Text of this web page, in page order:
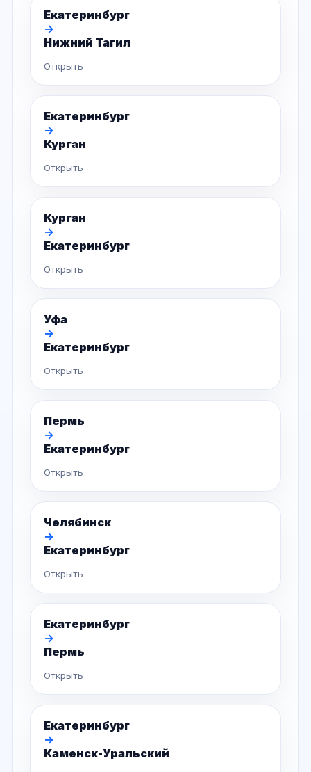
Екатеринбург
→
Нижний Тагил
Открыть
Екатеринбург
→
Курган
Открыть
Курган
→
Екатеринбург
Открыть
Уфа
→
Екатеринбург
Открыть
Пермь
→
Екатеринбург
Открыть
Челябинск
→
Екатеринбург
Открыть
Екатеринбург
→
Пермь
Открыть
Екатеринбург
→
Каменск-Уральский